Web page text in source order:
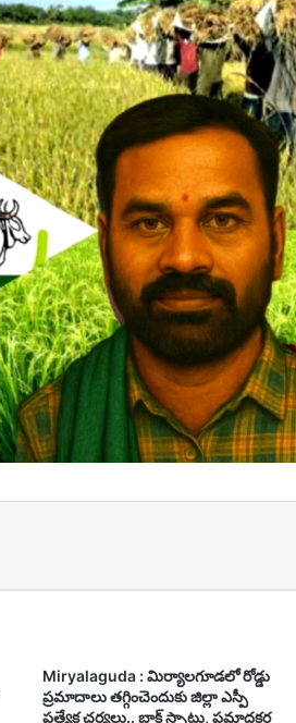
Miryalaguda : మిర్యాలగూడలో రోడ్డు
ప్రమాదాలు తగ్గించెందుకు జిల్లా ఎస్పీ
ప్రత్యేక చర్యలు.. బ్లాక్ స్పాట్లు, ప్రమాదకర